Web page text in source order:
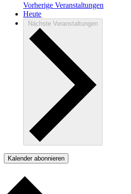
Vorherige Veranstaltungen
Heute
Nächste Veranstaltungen
Kalender abonnieren